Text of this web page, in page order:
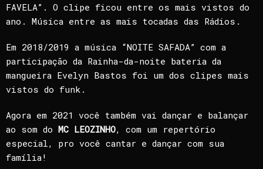
FAVELA”. O clipe ficou entre os mais vistos do
ano. Música entre as mais tocadas das Rádios.
Em 2018/2019 a música “NOITE SAFADA” com a
participação da Rainha-da-noite bateria da
mangueira Evelyn Bastos foi um dos clipes mais
vistos do funk.
Agora em 2021 você também vai dançar e balançar
ao som do MC LEOZINHO, com um repertório
especial, pro você cantar e dançar com sua
família!